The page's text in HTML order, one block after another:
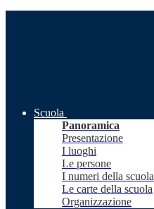
Scuola
Panoramica
Presentazione
I luoghi
Le persone
I numeri della scuola
Le carte della scuola
Organizzazione